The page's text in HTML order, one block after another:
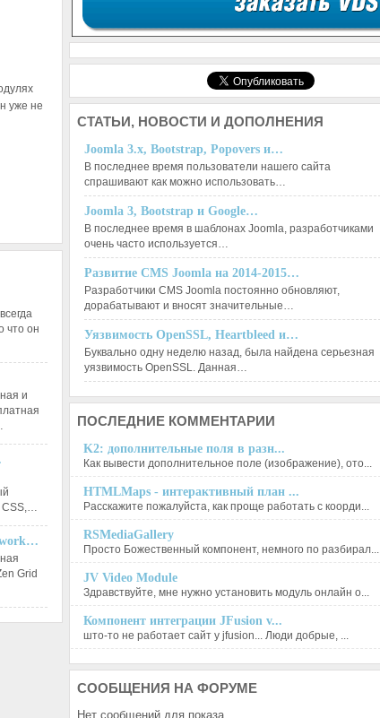
уже не
что он
и
CSS,…
Grid
СТАТЬИ, НОВОСТИ И ДОПОЛНЕНИЯ
Joomla 3.x, Bootstrap, Popovers и…
В последнее время пользователи нашего сайта
спрашивают как можно использовать…
Joomla 3, Bootstrap и Google…
В последнее время в шаблонах Joomla, разработчиками
очень часто используется…
Развитие CMS Joomla на 2014-2015…
Разработчики CMS Joomla постоянно обновляют,
дорабатывают и вносят значительные…
Уязвимость OpenSSL, Heartbleed и…
Буквально одну неделю назад, была найдена серьезная
уязвимость OpenSSL. Данная…
ПОСЛЕДНИЕ КОММЕНТАРИИ
K2: дополнительные поля в разн...
Как вывести дополнительное поле (изображение), ото...
HTMLMaps - интерактивный план ...
Расскажите пожалуйста, как проще работать с коорди...
RSMediaGallery
Просто Божественный компонент, немного по разбирал...
JV Video Module
Здравствуйте, мне нужно установить модуль онлайн о...
Компонент интеграции JFusion v...
што-то не работает сайт у jfusion... Люди добрые, ...
СООБЩЕНИЯ НА ФОРУМЕ
Нет сообщений для показа